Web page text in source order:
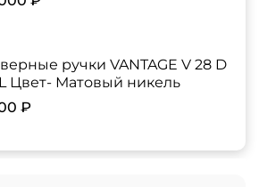
ручки VANTAGE V 28 D
AL Цвет- Матовый никель
₽